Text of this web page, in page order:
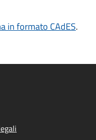
in formato CAdES.